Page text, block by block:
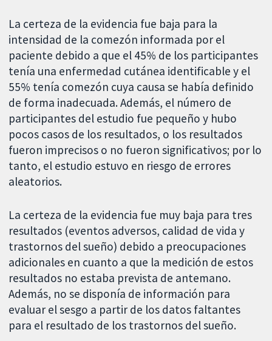
La certeza de la evidencia fue baja para la
intensidad de la comezón informada por el
paciente debido a que el 45% de los participantes
tenía una enfermedad cutánea identificable y el
55% tenía comezón cuya causa se había definido
de forma inadecuada. Además, el número de
participantes del estudio fue pequeño y hubo
pocos casos de los resultados, o los resultados
fueron imprecisos o no fueron significativos; por lo
tanto, el estudio estuvo en riesgo de errores
aleatorios.
La certeza de la evidencia fue muy baja para tres
resultados (eventos adversos, calidad de vida y
trastornos del sueño) debido a preocupaciones
adicionales en cuanto a que la medición de estos
resultados no estaba prevista de antemano.
Además, no se disponía de información para
evaluar el sesgo a partir de los datos faltantes
para el resultado de los trastornos del sueño.